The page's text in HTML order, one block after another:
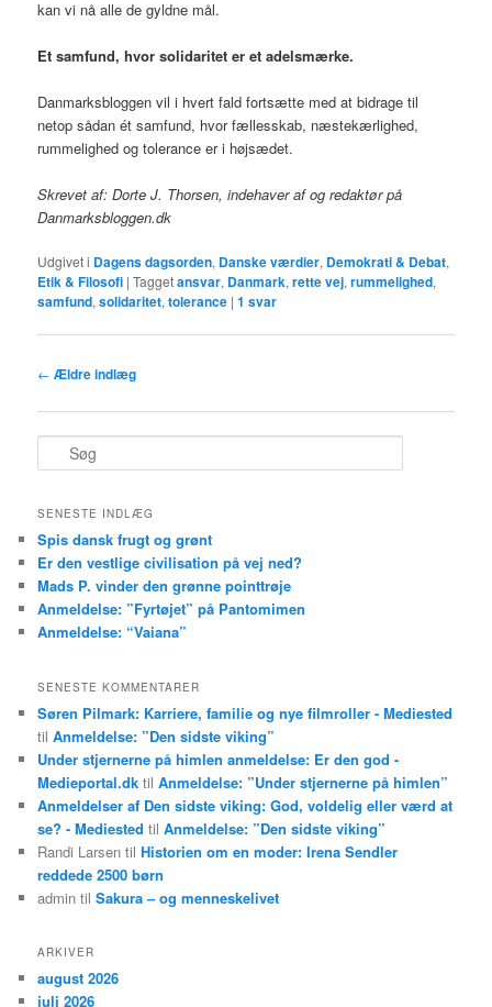
kan vi nå alle de gyldne mål.
Et samfund, hvor solidaritet er et adelsmærke.
Danmarksbloggen vil i hvert fald fortsætte med at bidrage til
netop sådan ét samfund, hvor fællesskab, næstekærlighed,
rummelighed og tolerance er i højsædet.
Skrevet af: Dorte J. Thorsen, indehaver af og redaktør på
Danmarksbloggen.dk
Udgivet i Dagens dagsorden, Danske værdier, Demokrati & Debat,
Etik & Filosofi |Taggetansvar, Danmark,rette vej,rummelighed,
samfund,solidaritet,tolerance |1 svar
Indlægsnavigation
← Ældre indlæg
ø
SENESTE INDLÆG
Spis dansk frugt og grønt
Er den vestlige civilisation på vej ned?
Mads P. vinder den grønne pointtrøje
Anmeldelse: ”Fyrtøjet” på Pantomimen
Anmeldelse: “Vaiana”
SENESTE KOMMENTARER
Søren Pilmark: Karriere, familie og nye filmroller - Mediested
tilAnmeldelse: ”Den sidste viking”
Under stjernerne på himlen anmeldelse: Er den god -
Medieportal.dk tilAnmeldelse: ”Under stjernerne på himlen”
Anmeldelser af Den sidste viking: God, voldelig eller værd at
se? - Mediested tilAnmeldelse: ”Den sidste viking”
Randi Larsen tilHistorien om en moder: Irena Sendler
reddede 2500 børn
admin tilSakura – og menneskelivet
ARKIVER
august 2026
juli 2026